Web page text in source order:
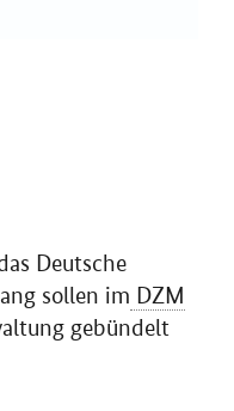
Deutsche
sollen im DZM
gebündelt